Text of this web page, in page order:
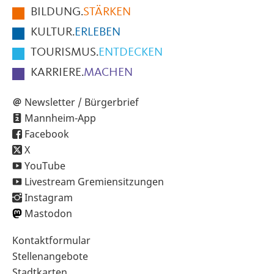
SeiteBILDUNG.STÄRKEN
KULTUR.ERLEBEN
TOURISMUS.ENTDECKEN
KARRIERE.MACHEN
Newsletter / Bürgerbrief
Mannheim-App
Facebook
X
YouTube
Livestream Gremiensitzungen
Instagram
Mastodon
Sekundärnavigation
im
Kontaktformular
Stellenangebote